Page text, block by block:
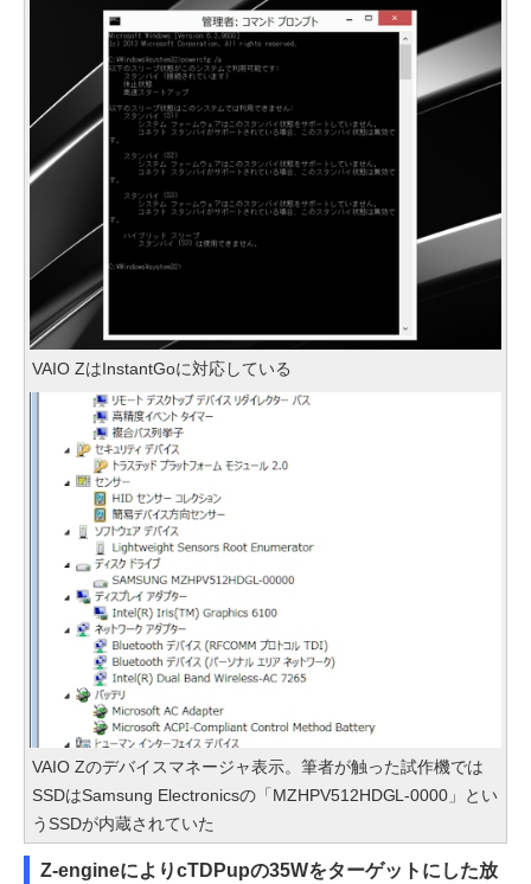
VAIO ZはInstantGoに対応している
VAIO Zのデバイスマネージャ表示。筆者が触った試作機では
SSDはSamsung Electronicsの「MZHPV512HDGL-0000」とい
うSSDが内蔵されていた
Z-engineによりcTDPupの35Wをターゲットにした放